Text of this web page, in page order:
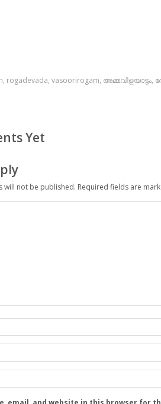
, rogadevada, vasoorirogam, അമ്മവിളയാട്ടം,
Yet
will not be published. Required fields are